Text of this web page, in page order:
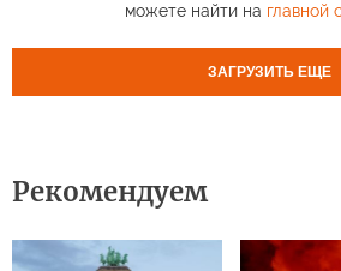
можете найти на главной
ЗАГРУЗИТЬ ЕЩЕ
Рекомендуем